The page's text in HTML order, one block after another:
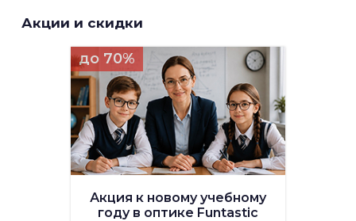
Акции и скидки
до 70%
Акция к новому учебному
году в оптике Funtastic